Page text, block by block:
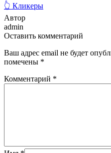
👆 Кликеры
Автор
admin
Оставить комментарий
Ваш адрес email не будет
помечены *
Комментарий *